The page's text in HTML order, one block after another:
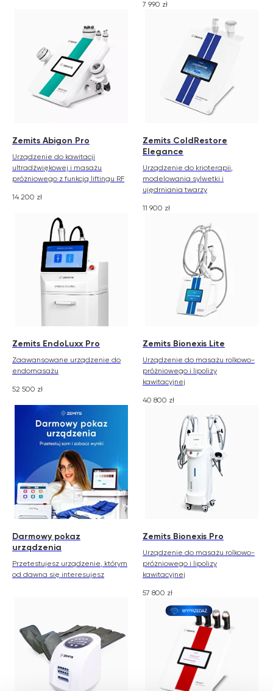
7 990 zł
Zemits Abigon Pro
Urządzenie do kawitacji
ultradźwiękowej i masażu
próżniowego z funkcją liftingu RF
14 200 zł
Zemits ColdRestore
Elegance
Urządzenie do krioterapii,
modelowania sylwetki i
ujędrniania twarzy
11 900 zł
Zemits EndoLuxx Pro
Zaawansowane urządzenie do
endomasażu
52 500 zł
Zemits Bionexis Lite
Urządzenie do masażu rolkowo-
próżniowego i lipolizy
kawitacyjnej
40 800 zł
Darmowy pokaz
urządzenia
Przetestujesz urządzenie, którym
od dawna się interesujesz
Zemits Bionexis Pro
Urządzenie do masażu rolkowo-
próżniowego i lipolizy
kawitacyjnej
57 800 zł